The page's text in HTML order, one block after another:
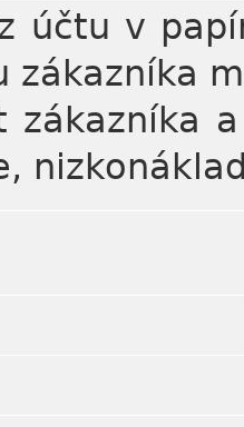
účtu v
zákazníka
zákazníka